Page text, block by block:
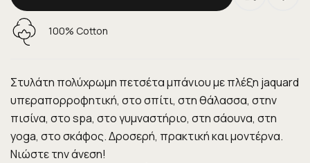
100% Cotton
Στυλάτη πολύχρωμη πετσέτα μπάνιου με πλέξη jaquard
υπεραπορροφητική, στο σπίτι, στη θάλασσα, στην
πισίνα, στο spa, στο γυμναστήριο, στη σάουνα, στη
yoga, στο σκάφος. Δροσερή, πρακτική και μοντέρνα.
Νιώστε την άνεση!